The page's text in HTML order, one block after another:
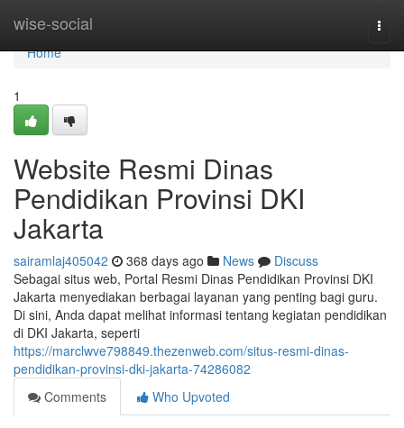
wise-social
Home
Home
1
Website Resmi Dinas
Pendidikan Provinsi DKI
Jakarta
sairamlaj405042 368 days ago News
Discuss
Sebagai situs web, Portal Resmi Dinas Pendidikan Provinsi DKI
Jakarta menyediakan berbagai layanan yang penting bagi guru.
Di sini, Anda dapat melihat informasi tentang kegiatan pendidikan
di DKI Jakarta, seperti
https://marclwve798849.thezenweb.com/situs-resmi-dinas-
pendidikan-provinsi-dki-jakarta-74286082
Comments
Who Upvoted